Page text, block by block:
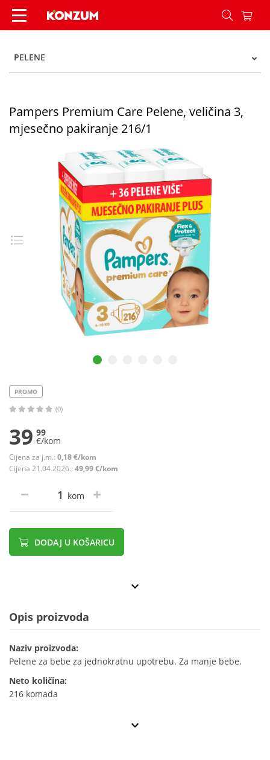
Pampers Premium Care Pelene, veličina 3,
PELENE
Pampers Premium Care Pelene, veličina 3,
mjesečno pakiranje 216/1
PROMO
(0)
39 99
€/kom
Cijena za j.m.: 0,18 €/kom
Cijena 21.04.2026.: 49,99 €/kom
kom
DODAJ U KOŠARICU
Opis proizvoda
Naziv proizvoda:
Pelene za bebe za jednokratnu upotrebu. Za manje bebe.
Neto količina:
216 komada